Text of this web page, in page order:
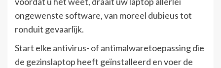
ongewenste software, van moreel dubieus tot
ronduit gevaarlijk.
Start elke antivirus- of antimalwaretoepassing die
de gezinslaptop heeft geïnstalleerd en voer de